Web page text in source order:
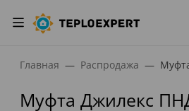
Главная Распродажа
Муфта Джилекс